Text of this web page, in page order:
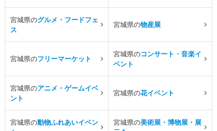
宮城県のグルメ・フードフェ
ス
宮城県の物産展
宮城県のフリーマーケット
宮城県のコンサート・音楽イ
ベント
宮城県のアニメ・ゲームイベ
ント
宮城県の花イベント
宮城県の動物ふれあいイベン
宮城県の美術展・博物展・展